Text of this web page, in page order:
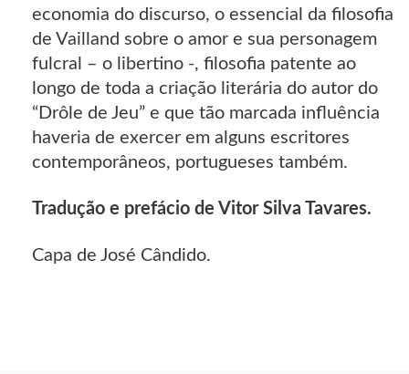
economia do discurso, o essencial da filosofia
de Vailland sobre o amor e sua personagem
fulcral – o libertino -, filosofia patente ao
longo de toda a criação literária do autor do
“Drôle de Jeu” e que tão marcada influência
haveria de exercer em alguns escritores
contemporâneos, portugueses também.
Tradução e prefácio de Vitor Silva Tavares.
Capa de José Cândido.